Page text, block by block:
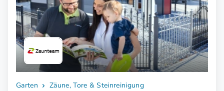
Garten Zäune, Tore & Steinreinigung